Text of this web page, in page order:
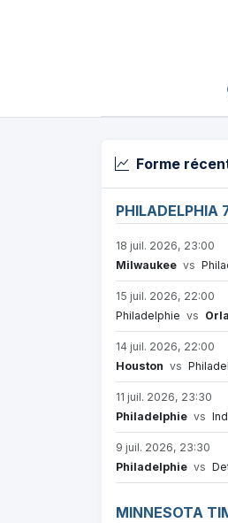
Forme
PHILADELPHIA
18 juil. 2026, 23:00
Milwaukee vs
15 juil. 2026, 22:00
Philadelphie vs
14 juil. 2026, 22:00
Houston vs
11 juil. 2026, 23:30
Philadelphie vs
9 juil. 2026, 23:30
Philadelphie vs
MINNESOTA